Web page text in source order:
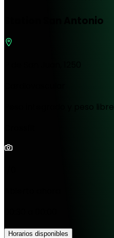
Station San Antonio
Peso integrado y peso libre
Horarios disponibles